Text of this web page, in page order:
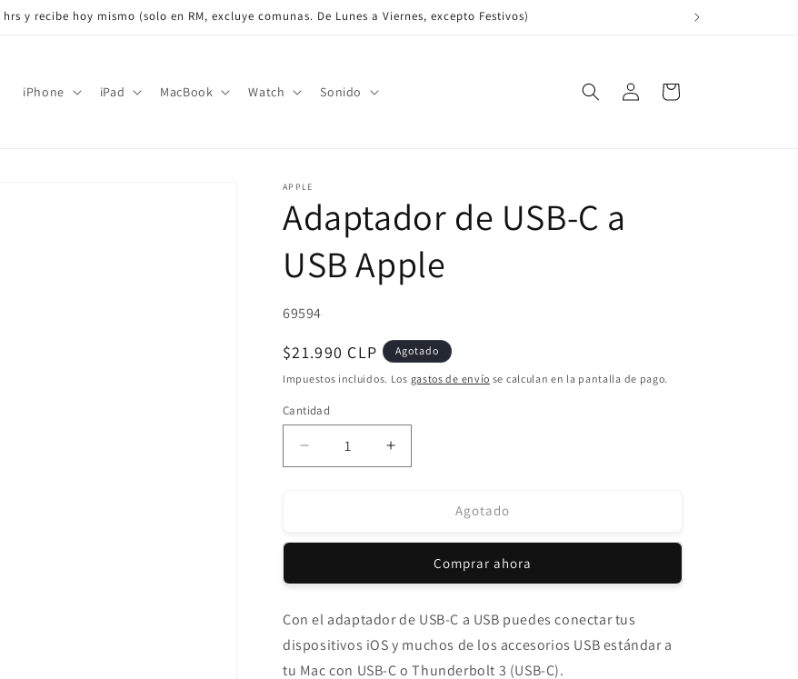
hrs y recibe hoy mismo (solo en RM, excluye comunas. De Lunes a Viernes, excepto Festivos)
iPhone iPad MacBook Watch Sonido
Iniciar
sesión
Carrito
APPLE
Adaptador de USB-C a
USB Apple
SKU:
69594
Precio
habitual
$21.990 CLP Agotado
Impuestos incluidos. Los gastos de envío se calculan en la pantalla de pago.
Cantidad
Reducir
cantidad
USB-
a
Apple
Aumentar
cantidad
Adaptador
USB-
a
Apple
Agotado
Comprar ahora
Con el adaptador de USB-C a USB puedes conectar tus
dispositivos iOS y muchos de los accesorios USB estándar a
tu Mac con USB-C o Thunderbolt 3 (USB-C).